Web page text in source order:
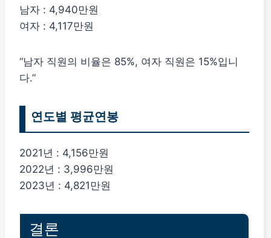
남자 : 4,940만원
여자 : 4,117만원
“남자 직원의 비율은 85%, 여자 직원은 15%입니
다.”
연도별 평균연봉
2021년 : 4,156만원
2022년 : 3,996만원
2023년 : 4,821만원
결론